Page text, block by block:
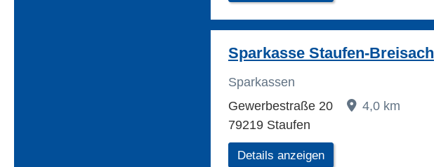
Sparkasse Staufen-Breisach
Sparkassen
Gewerbestraße 20
4,0 km
79219 Staufen
Details anzeigen